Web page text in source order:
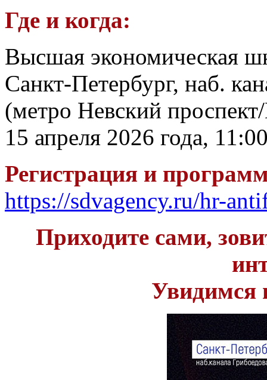
Где и когда:
Высшая экономическая
Санкт-Петербург, наб.
(метро Невский
15 апреля 2026 года,
Регистрация и
https://sdvagency.ru/hr-
Приходите сами,
Увидимся